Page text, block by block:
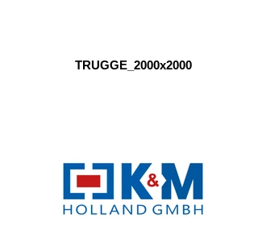
TRUGGE_2000x2000